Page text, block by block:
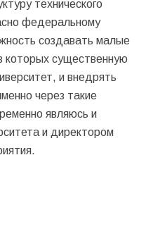
технического
федеральному
создавать малые
которых существенную
и внедрять
через такие
являюсь и
и директором